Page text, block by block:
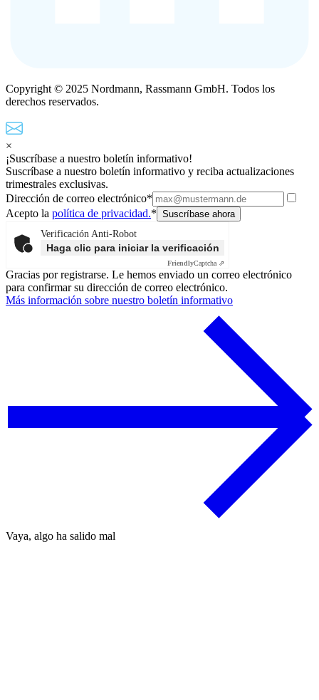
Copyright © 2025 Nordmann, Rassmann GmbH. Todos los
derechos reservados.
×
¡Suscríbase a nuestro boletín informativo!
Suscríbase a nuestro boletín informativo y reciba actualizaciones
trimestrales exclusivas.
Dirección de correo electrónico*
Acepto la política de privacidad.*
Verificación Anti-Robot
Haga clic para iniciar la verificación
FriendlyCaptcha ⇗
Gracias por registrarse. Le hemos enviado un correo electrónico
para confirmar su dirección de correo electrónico.
Más información sobre nuestro boletín informativo
Vaya, algo ha salido mal